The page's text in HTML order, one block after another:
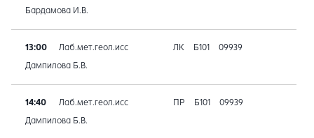
Бардамова И.В.
13:00 Лаб.мет.геол.исс ЛК Б101 09939
Дампилова Б.В.
14:40 Лаб.мет.геол.исс ПР Б101 09939
Дампилова Б.В.